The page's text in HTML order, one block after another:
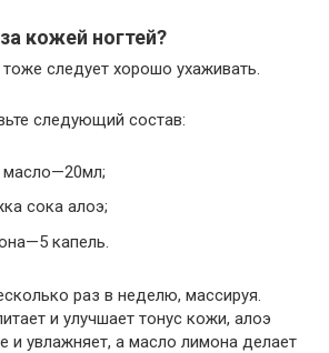
кожей ногтей?
следует хорошо ухаживать.
следующий состав:
сока алоэ;
капель.
раз в неделю, массируя.
и улучшает тонус кожи, алоэ
и увлажняет, а масло лимона делает